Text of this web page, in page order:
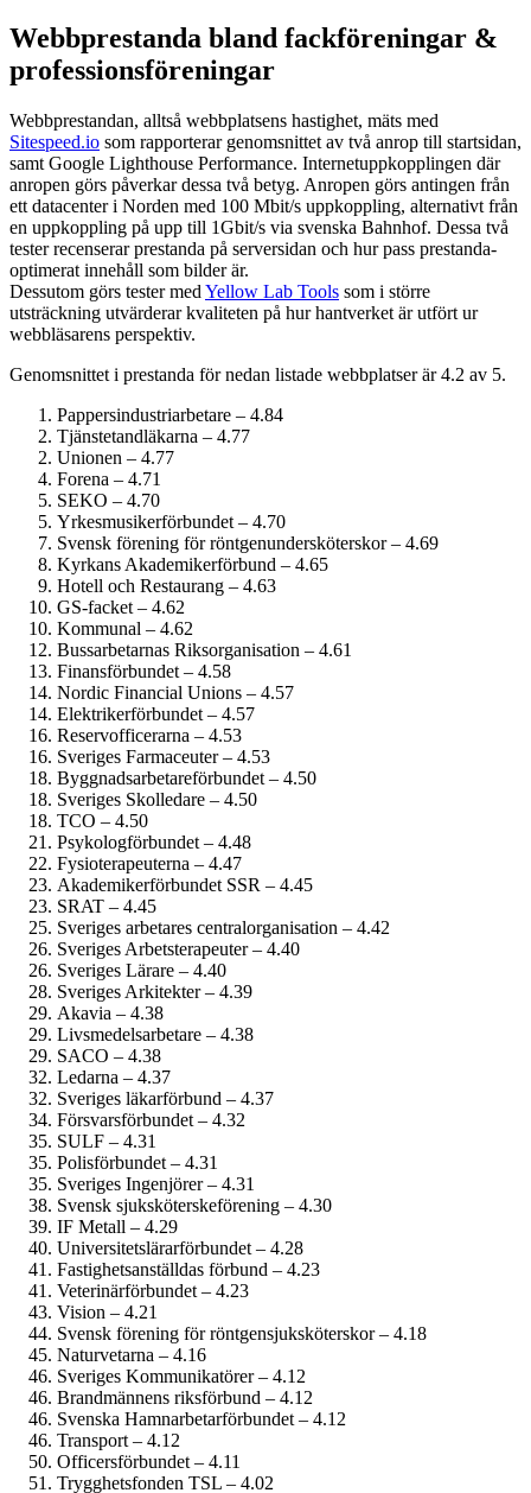
Webbprestanda bland fack­föreningar &
professions­föreningar
Webbprestandan, alltså webbplatsens hastighet, mäts med
Sitespeed.io som rapporterar genomsnittet av två anrop till startsidan,
samt Google Lighthouse Performance. Internet­uppkopplingen där
anropen görs påverkar dessa två betyg. Anropen görs antingen från
ett datacenter i Norden med 100 Mbit/s uppkoppling, alternativt från
en uppkoppling på upp till 1Gbit/s via svenska Bahnhof. Dessa två
tester recenserar prestanda på serversidan och hur pass prestanda­
optimerat innehåll som bilder är.
Dessutom görs tester med Yellow Lab Tools som i större
utsträckning utvärderar kvaliteten på hur hantverket är utfört ur
webbläsarens perspektiv.
Genomsnittet i prestanda för nedan listade webbplatser är 4.2 av 5.
Pappersindustri­arbetare – 4.84
Tjänstetandläkarna – 4.77
Unionen – 4.77
Forena – 4.71
SEKO – 4.70
Yrkesmusiker­förbundet – 4.70
Svensk förening för röntgenundersköterskor – 4.69
Kyrkans Akademikerförbund – 4.65
Hotell och Restaurang – 4.63
GS-facket – 4.62
Kommunal – 4.62
Bussarbetarnas Riksorganisation – 4.61
Finans­förbundet – 4.58
Nordic Financial Unions – 4.57
Elektriker­förbundet – 4.57
Reservofficerarna – 4.53
Sveriges Farmaceuter – 4.53
Byggnadsarbetare­förbundet – 4.50
Sveriges Skolledare – 4.50
TCO – 4.50
Psykolog­förbundet – 4.48
Fysioterapeuterna – 4.47
Akademiker­förbundet SSR – 4.45
SRAT – 4.45
Sveriges arbetares centralorganisation – 4.42
Sveriges Arbetsterapeuter – 4.40
Sveriges Lärare – 4.40
Sveriges Arkitekter – 4.39
Akavia – 4.38
Livsmedels­arbetare – 4.38
SACO – 4.38
Ledarna – 4.37
Sveriges läkarförbund – 4.37
Försvarsförbundet – 4.32
SULF – 4.31
Polisförbundet – 4.31
Sveriges Ingenjörer – 4.31
Svensk sjuksköterskeförening – 4.30
IF Metall – 4.29
Universitetslärar­förbundet – 4.28
Fastighets­anställdas förbund – 4.23
Veterinärförbundet – 4.23
Vision – 4.21
Svensk förening för röntgensjuksköterskor – 4.18
Naturvetarna – 4.16
Sveriges Kommunikatörer – 4.12
Brandmännens riksförbund – 4.12
Svenska Hamnarbetarförbundet – 4.12
Transport – 4.12
Officersförbundet – 4.11
Trygghetsfonden TSL – 4.02